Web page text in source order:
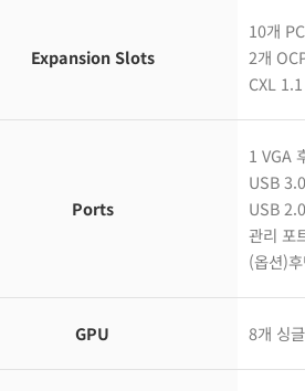
Expansion Slots
10개
2개
CXL
Ports
1 VGA
USB
USB
관리 포
(옵션)
GPU 8개 싱